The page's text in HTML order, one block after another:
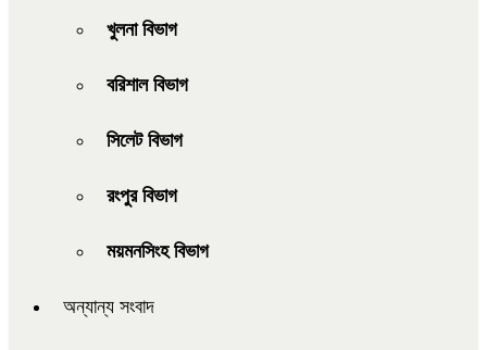
খুলনা বিভাগ
বরিশাল বিভাগ
সিলেট বিভাগ
রংপুর বিভাগ
ময়মনসিংহ বিভাগ
অন্যান্য সংবাদ